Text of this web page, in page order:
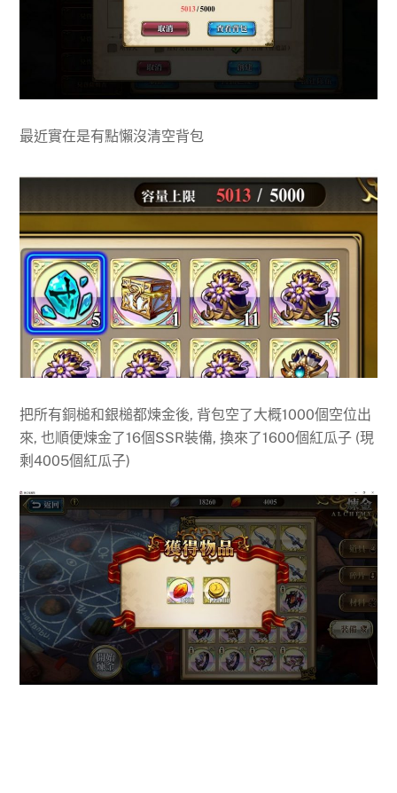
最近實在是有點懶沒清空背包
把所有銅槌和銀槌都煉金後, 背包空了大概1000個空位出
來, 也順便煉金了16個SSR裝備, 換來了1600個紅瓜子 (現
剩4005個紅瓜子)